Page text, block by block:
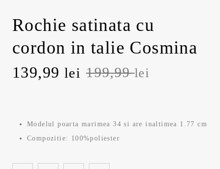
Rochie satinata cu
cordon in talie Cosmina
199,99lei
P
u
139,99 lei
P
u
Modelul poarta marimea 34 si are inaltimea 1.77 cm
Compozitie: 100%poliester